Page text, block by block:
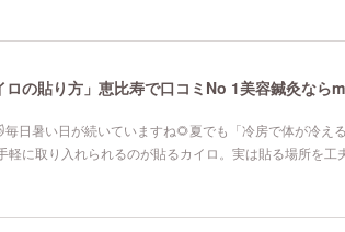
ロの貼り方」恵比寿で口コミNo 1美容鍼灸なら
日暑い日が続いていますね🌻夏でも「冷房で体が冷え
軽に取り入れられるのが貼るカイロ。実は貼る場所を工